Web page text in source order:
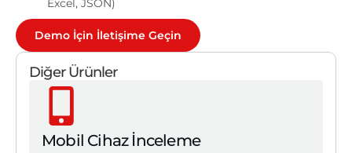
Diğer Ürünler
Mobil Cihaz İnceleme
Excel, JSON)
Demo İçin İletişime Geçin